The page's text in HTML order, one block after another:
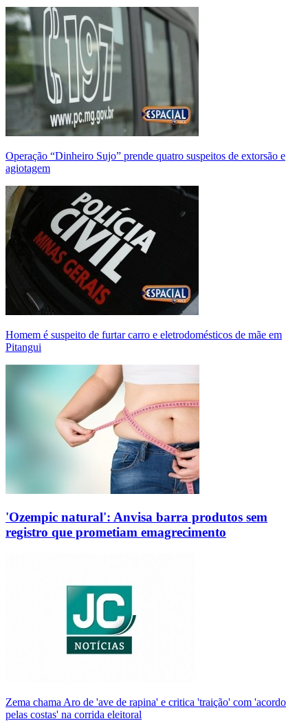
Operação “Dinheiro Sujo” prende quatro suspeitos de extorsão e
agiotagem
Homem é suspeito de furtar carro e eletrodomésticos de mãe em
Pitangui
'Ozempic natural': Anvisa barra produtos sem
registro que prometiam emagrecimento
Zema chama Aro de 'ave de rapina' e critica 'traição' com 'acordo
pelas costas' na corrida eleitoral